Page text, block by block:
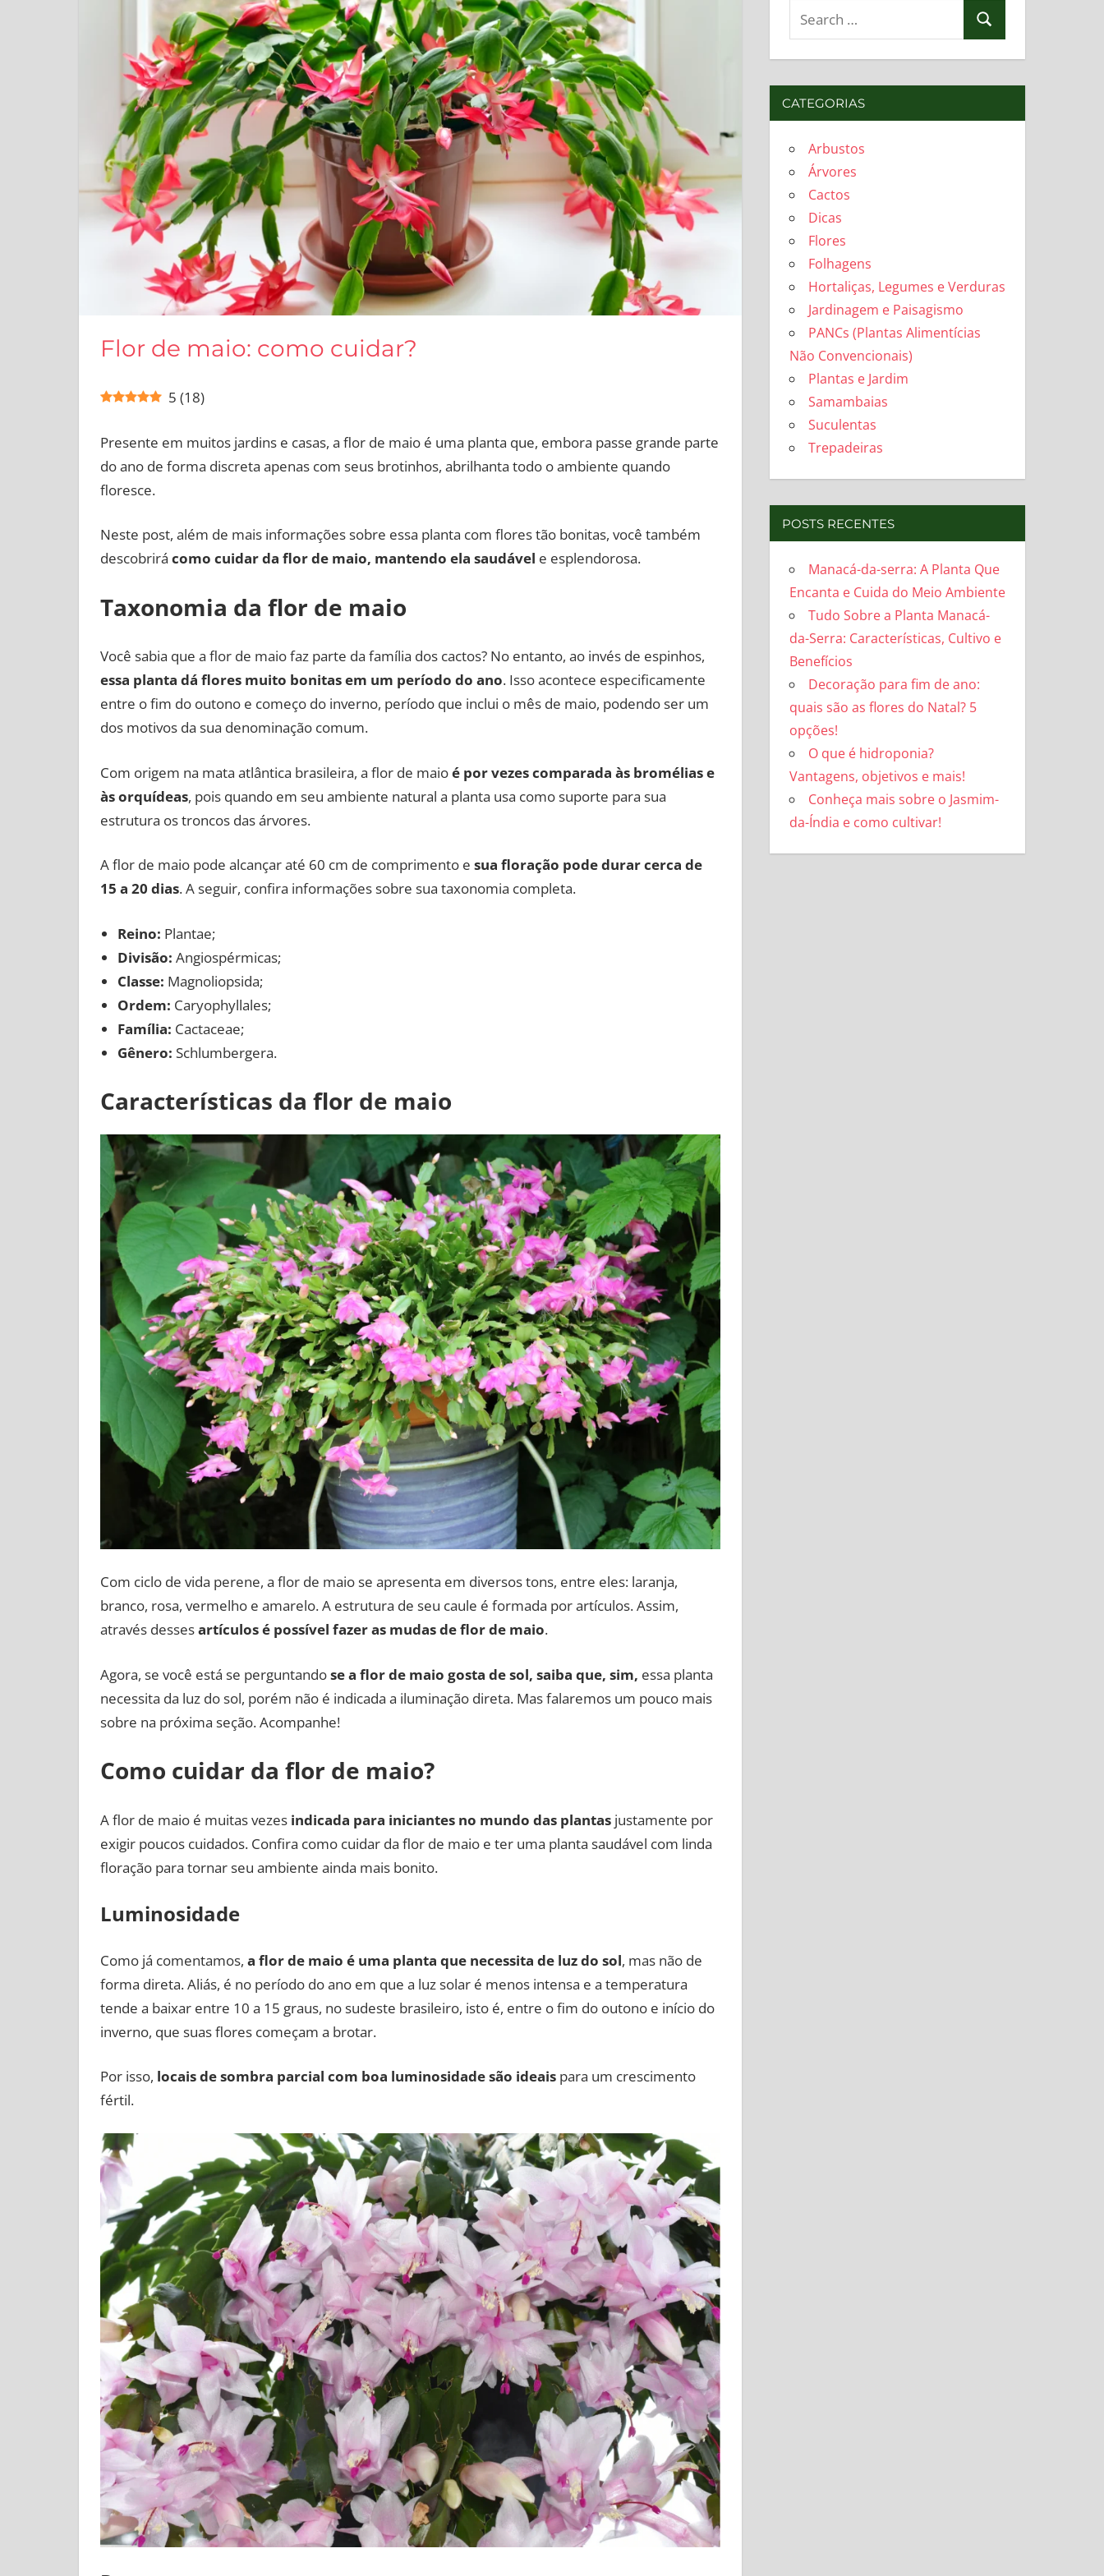
Flor de maio: como cuidar?
5 (18)
Presente em muitos jardins e casas, a flor de maio é uma planta que, embora passe grande parte
do ano de forma discreta apenas com seus brotinhos, abrilhanta todo o ambiente quando
floresce.
Neste post, além de mais informações sobre essa planta com flores tão bonitas, você também
descobrirá como cuidar da flor de maio, mantendo ela saudável e esplendorosa.
Taxonomia da flor de maio
Você sabia que a flor de maio faz parte da família dos cactos? No entanto, ao invés de espinhos,
essa planta dá flores muito bonitas em um período do ano. Isso acontece especificamente
entre o fim do outono e começo do inverno, período que inclui o mês de maio, podendo ser um
dos motivos da sua denominação comum.
Com origem na mata atlântica brasileira, a flor de maioé por vezes comparada às bromélias e
às orquídeas, pois quando em seu ambiente natural a planta usa como suporte para sua
estrutura os troncos das árvores.
A flor de maio pode alcançar até 60 cm de comprimento e sua floração pode durar cerca de
15 a 20 dias. A seguir, confira informações sobre sua taxonomia completa.
Reino: Plantae;
Divisão: Angiospérmicas;
Classe: Magnoliopsida;
Ordem: Caryophyllales;
Família: Cactaceae;
Gênero: Schlumbergera.
Características da flor de maio
Com ciclo de vida perene, a flor de maio se apresenta em diversos tons, entre eles: laranja,
branco, rosa, vermelho e amarelo. A estrutura de seu caule é formada por artículos. Assim,
através dessesartículos é possível fazer as mudas de flor de maio.
Agora, se você está se perguntandose a flor de maio gosta de sol, saiba que, sim, essa planta
necessita da luz do sol, porém não é indicada a iluminação direta. Mas falaremos um pouco mais
sobre na próxima seção. Acompanhe!
Como cuidar da flor de maio?
A flor de maio é muitas vezes indicada para iniciantes no mundo das plantas justamente por
exigir poucos cuidados. Confira como cuidar da flor de maio e ter uma planta saudável com linda
floração para tornar seu ambiente ainda mais bonito.
Luminosidade
Como já comentamos, a flor de maio é uma planta que necessita de luz do sol, mas não de
forma direta. Aliás, é no período do ano em que a luz solar é menos intensa e a temperatura
tende a baixar entre 10 a 15 graus, no sudeste brasileiro, isto é, entre o fim do outono e início do
inverno, que suas flores começam a brotar.
Por isso, locais de sombra parcial com boa luminosidade são ideaispara um crescimento
fértil.
Search
CATEGORIAS
Arbustos
Árvores
Cactos
Dicas
Flores
Folhagens
Hortaliças, Legumes e Verduras
Jardinagem e Paisagismo
PANCs (Plantas Alimentícias
Não Convencionais)
Plantas e Jardim
Samambaias
Suculentas
Trepadeiras
POSTS RECENTES
Manacá-da-serra: A Planta Que
Encanta e Cuida do Meio Ambiente
Tudo Sobre a Planta Manacá-
da-Serra: Características, Cultivo e
Benefícios
Decoração para fim de ano:
quais são as flores do Natal? 5
opções!
O que é hidroponia?
Vantagens, objetivos e mais!
Conheça mais sobre o Jasmim-
da-Índia e como cultivar!